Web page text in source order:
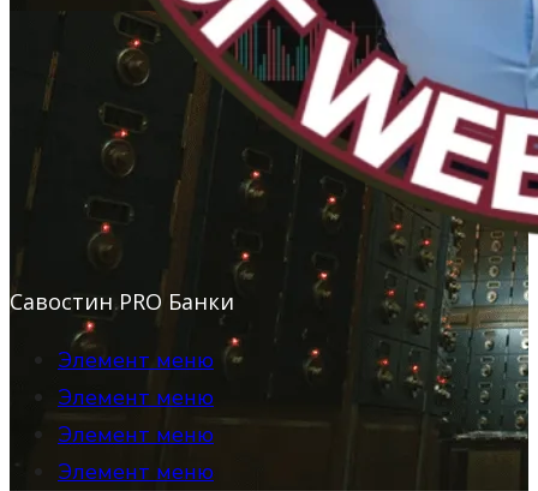
Савостин PRO Банки
Элемент меню
Элемент меню
Элемент меню
Элемент меню